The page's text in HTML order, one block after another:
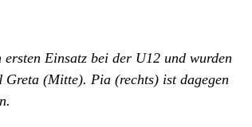
Einsatz bei der U12 und wurden
(Mitte). Pia (rechts) ist dagegen